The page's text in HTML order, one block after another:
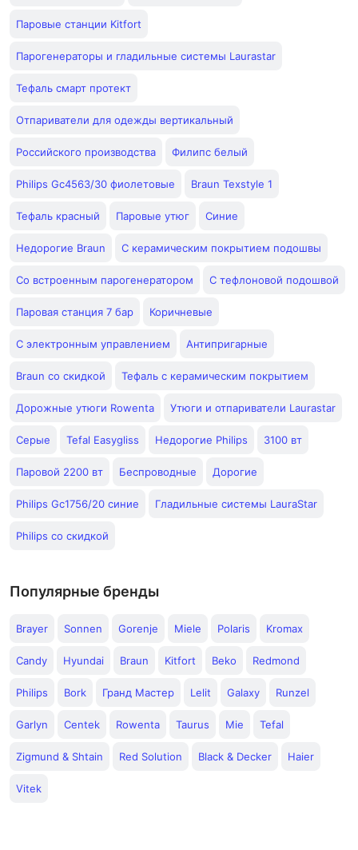
Паровые станции Kitfort
Парогенераторы и гладильные системы Laurastar
Тефаль смарт протект
Отпариватели для одежды вертикальный
Российского производства Филипс белый
Philips Gc4563/30 фиолетовые Braun Texstyle 1
Тефаль красный Паровые утюг Синие
Недорогие Braun С керамическим покрытием подошвы
Со встроенным парогенератором С тефлоновой подошвой
Паровая станция 7 бар Коричневые
С электронным управлением Антипригарные
Braun со скидкой Тефаль с керамическим покрытием
Дорожные утюги Rowenta Утюги и отпариватели Laurastar
Серые Tefal Easygliss Недорогие Philips 3100 вт
Паровой 2200 вт Беспроводные Дорогие
Philips Gc1756/20 синие Гладильные системы LauraStar
Philips со скидкой
Популярные бренды
Brayer Sonnen Gorenje Miele Polaris Kromax
Candy Hyundai Braun Kitfort Beko Redmond
Philips Bork Гранд Мастер Lelit Galaxy Runzel
Garlyn Centek Rowenta Taurus Mie Tefal
Zigmund & Shtain Red Solution Black & Decker Haier
Vitek